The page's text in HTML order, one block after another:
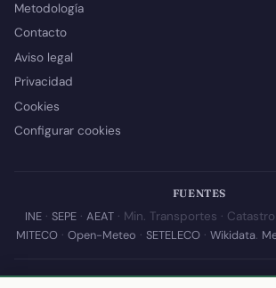
Metodología
Contacto
Aviso legal
Privacidad
Cookies
Configurar cookies
FUENTES
INE· SEPE· AEAT· Min. Transportes · Catastro
MITECO· Open-Meteo · SETELECO· Wikidata.
© 2026 Callejear.com — Directorio municipal